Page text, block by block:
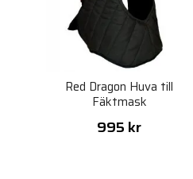
Red Dragon Huva till
Fäktmask
995 kr